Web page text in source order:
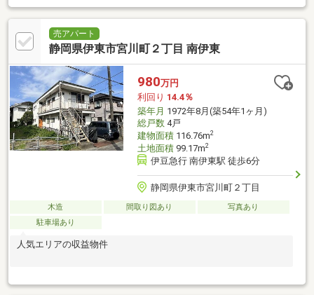
ーパー徒歩圏内。
売アパート
静岡県伊東市宮川町２丁目 南伊東
980万円
利回り 14.4％
築年月 1972年8月(築54年1ヶ月)
総戸数4戸
建物面積116.76m2
土地面積99.17m2
伊豆急行 南伊東駅 徒歩6分
静岡県伊東市宮川町２丁目
木造 間取り図あり
写真あり
駐車場あり
人気エリアの収益物件